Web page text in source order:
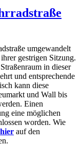
umgewandelt
gestrigen Sitzung.
in dieser
und entsprechende
kann diese
und Wall bis
Einen
eine möglichen
worden. Wie
hier auf den